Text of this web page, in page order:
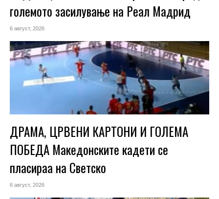
големото засилување на Реал Мадрид
6 август, 2026
ДРАМА, ЦРВЕНИ КАРТОНИ И ГОЛЕМА
ПОБЕДА Македонските кадети се
пласираа на Светско
6 август, 2026